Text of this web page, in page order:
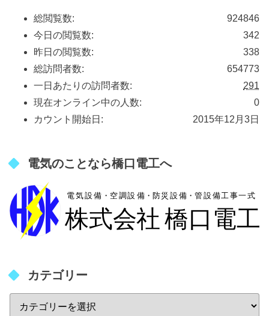
924846
総閲覧数:
342
今日の閲覧数:
338
昨日の閲覧数:
654773
総訪問者数:
291
一日あたりの訪問者数:
0
現在オンライン中の人数:
2015年12月3日
カウント開始日:
電気のことなら橋口電工へ
カテゴリー